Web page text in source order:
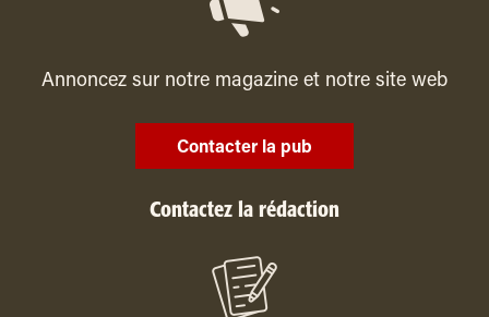
Annoncez sur notre magazine et notre site web
Contacter la pub
Contactez la rédaction